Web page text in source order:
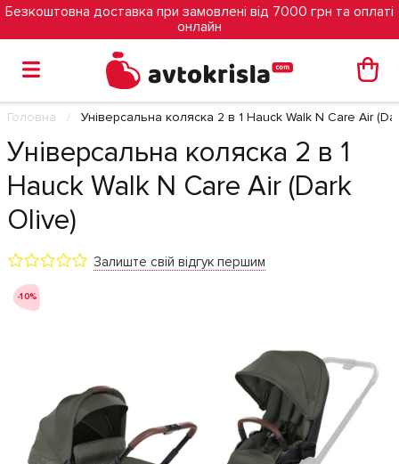
Безкоштовна доставка при замовлені від 7000 грн та оплаті
онлайн
Головна Універсальна коляска 2 в 1 Hauck Walk N Care Air
Універсальна коляска 2 в 1
Hauck Walk N Care Air (Dark
Olive)
Залиште свій відгук першим
-10%